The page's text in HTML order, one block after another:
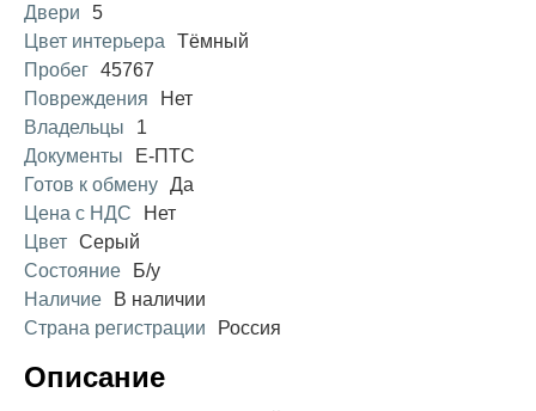
Двери
5
Цвет интерьера
Тёмный
Пробег 45767
Повреждения
Нет
Владельцы
1
Документы
Е-ПТС
Готов к обмену Да
Цена с НДС
Нет
Цвет Серый
Состояние
Б/у
Наличие
В наличии
Страна регистрации
Россия
Описание